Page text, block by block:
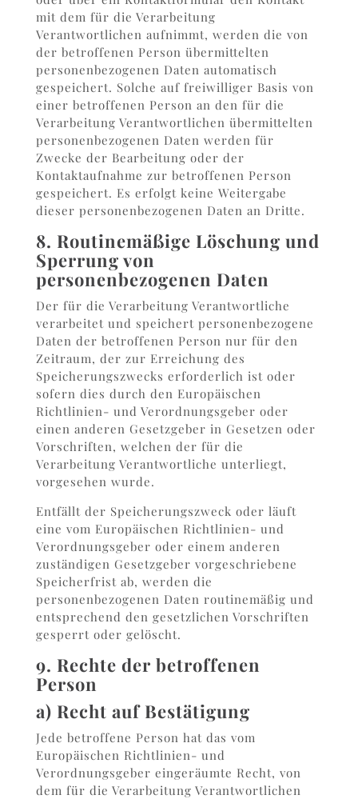
mit dem für die Verarbeitung
Verantwortlichen aufnimmt, werden die von
der betroffenen Person übermittelten
personenbezogenen Daten automatisch
gespeichert. Solche auf freiwilliger Basis von
einer betroffenen Person an den für die
Verarbeitung Verantwortlichen übermittelten
personenbezogenen Daten werden für
Zwecke der Bearbeitung oder der
Kontaktaufnahme zur betroffenen Person
gespeichert. Es erfolgt keine Weitergabe
dieser personenbezogenen Daten an Dritte.
8. Routinemäßige Löschung und
Sperrung von
personenbezogenen Daten
Der für die Verarbeitung Verantwortliche
verarbeitet und speichert personenbezogene
Daten der betroffenen Person nur für den
Zeitraum, der zur Erreichung des
Speicherungszwecks erforderlich ist oder
sofern dies durch den Europäischen
Richtlinien- und Verordnungsgeber oder
einen anderen Gesetzgeber in Gesetzen oder
Vorschriften, welchen der für die
Verarbeitung Verantwortliche unterliegt,
vorgesehen wurde.
Entfällt der Speicherungszweck oder läuft
eine vom Europäischen Richtlinien- und
Verordnungsgeber oder einem anderen
zuständigen Gesetzgeber vorgeschriebene
Speicherfrist ab, werden die
personenbezogenen Daten routinemäßig und
entsprechend den gesetzlichen Vorschriften
gesperrt oder gelöscht.
9. Rechte der betroffenen
Person
a) Recht auf Bestätigung
Jede betroffene Person hat das vom
Europäischen Richtlinien- und
Verordnungsgeber eingeräumte Recht, von
dem für die Verarbeitung Verantwortlichen